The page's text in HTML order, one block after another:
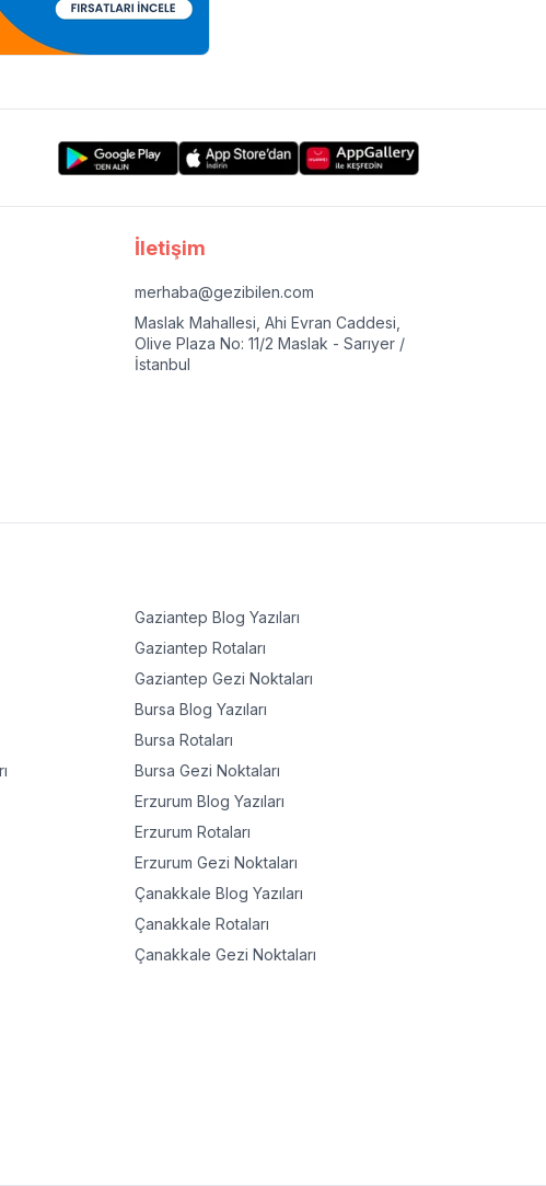
İletişim
merhaba@gezibilen.com
Maslak Mahallesi, Ahi Evran Caddesi,
Olive Plaza No: 11/2 Maslak - Sarıyer /
İstanbul
Gaziantep Blog Yazıları
Gaziantep Rotaları
Gaziantep Gezi Noktaları
Bursa Blog Yazıları
Bursa Rotaları
Bursa Gezi Noktaları
Erzurum Blog Yazıları
Erzurum Rotaları
Erzurum Gezi Noktaları
Çanakkale Blog Yazıları
Çanakkale Rotaları
Çanakkale Gezi Noktaları